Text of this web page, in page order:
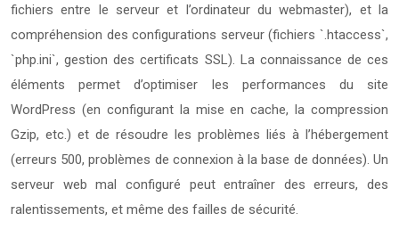
fichiers entre le serveur et l’ordinateur du webmaster), et la
compréhension des configurations serveur (fichiers `.htaccess`,
`php.ini`, gestion des certificats SSL). La connaissance de ces
éléments permet d’optimiser les performances du site
WordPress (en configurant la mise en cache, la compression
Gzip, etc.) et de résoudre les problèmes liés à l’hébergement
(erreurs 500, problèmes de connexion à la base de données). Un
serveur web mal configuré peut entraîner des erreurs, des
ralentissements, et même des failles de sécurité.